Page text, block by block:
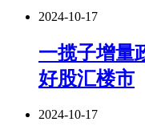
2024-10-17
一揽子增量
好股汇楼市
2024-10-17